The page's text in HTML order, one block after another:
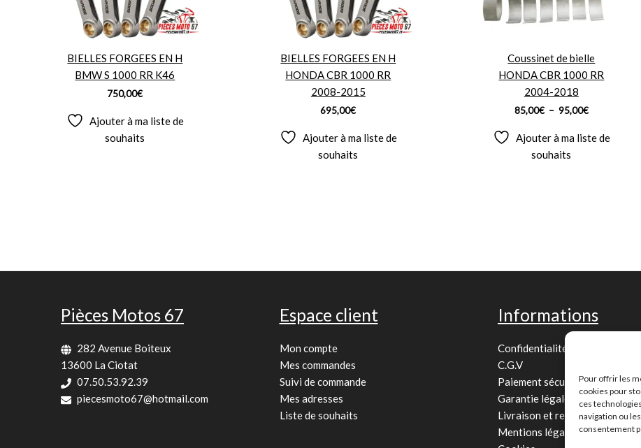
Pour offrir les
cookies pour
ces
navigation ou
consentement
BIELLES FORGEES EN H
BMW S 1000 RR K46
750,00€
Ajouter à ma liste de
souhaits
BIELLES FORGEES EN H
HONDA CBR 1000 RR
2008-2015
695,00€
Ajouter à ma liste de
souhaits
Coussinet de bielle
HONDA CBR 1000 RR
2004-2018
85,00€ – 95,00€
Ajouter à ma liste de
souhaits
Pièces Motos 67
282 Avenue Boiteux
13600 La Ciotat
07.50.53.92.39
piecesmoto67@hotmail.com
Espace client
Mon compte
Mes commandes
Suivi de commande
Mes adresses
Liste de souhaits
Informations
Confidentialité
C.G.V
Paiement sécurisé
Garantie légale
Livraison et retour
Mentions légales